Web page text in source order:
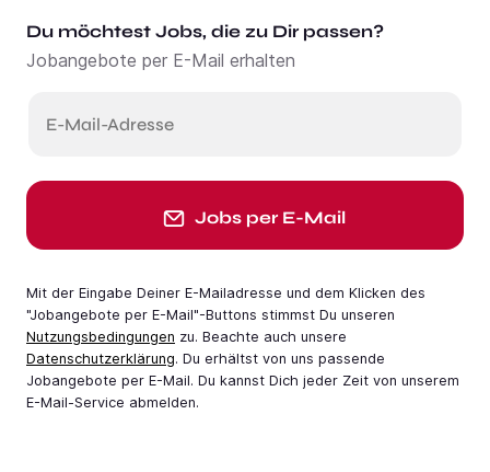
Du möchtest Jobs, die zu Dir passen?
Jobangebote per E-Mail erhalten
E-Mail-Adresse
Jobs per E-Mail
Mit der Eingabe Deiner E-Mail­adresse und dem Klicken des
"Jobangebote per E-Mail"-Buttons stimmst Du unseren
Nutzungsbedingungen zu. Beachte auch unsere
Datenschutzerklärung. Du erhältst von uns passende
Jobangebote per E-Mail. Du kannst Dich jeder Zeit von unserem
E-Mail-Service abmelden.